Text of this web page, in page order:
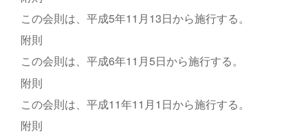
この会則は、平成5年11月13日から施行する。
附則
この会則は、平成6年11月5日から施行する。
附則
この会則は、平成11年11月1日から施行する。
附則